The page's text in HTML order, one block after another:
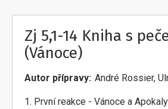
Zj 5,1-14 Kniha s
(Vánoce)
Autor přípravy André Rossier,
1. První reakce - Vánoce a